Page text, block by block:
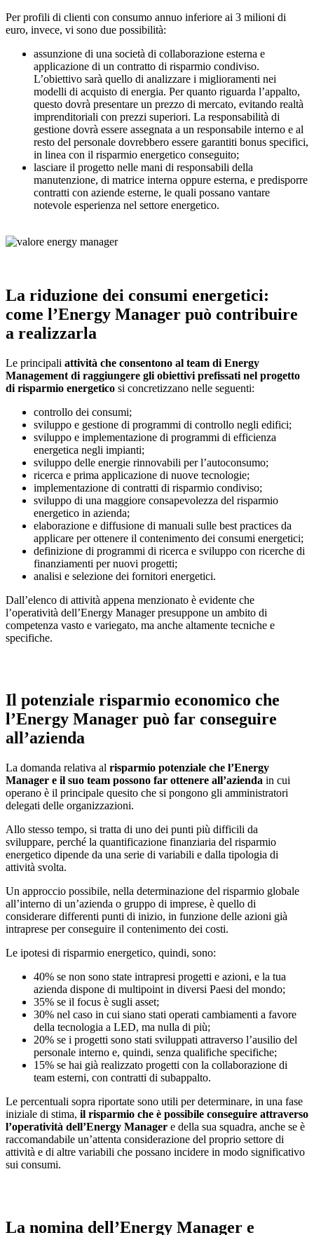
Per profili di clienti con consumo annuo inferiore ai 3 milioni di
euro, invece, vi sono due possibilità:
assunzione di una società di collaborazione esterna e
applicazione di un contratto di risparmio condiviso.
L’obiettivo sarà quello di analizzare i miglioramenti nei
modelli di acquisto di energia. Per quanto riguarda l’appalto,
questo dovrà presentare un prezzo di mercato, evitando realtà
imprenditoriali con prezzi superiori. La responsabilità di
gestione dovrà essere assegnata a un responsabile interno e al
resto del personale dovrebbero essere garantiti bonus specifici,
in linea con il risparmio energetico conseguito;
lasciare il progetto nelle mani di responsabili della
manutenzione, di matrice interna oppure esterna, e predisporre
contratti con aziende esterne, le quali possano vantare
notevole esperienza nel settore energetico.
La riduzione dei consumi energetici:
come l’Energy Manager può contribuire
a realizzarla
Le principali attività che consentono al team di Energy
Management di raggiungere gli obiettivi prefissati nel progetto
di risparmio energetico si concretizzano nelle seguenti:
controllo dei consumi;
sviluppo e gestione di programmi di controllo negli edifici;
sviluppo e implementazione di programmi di efficienza
energetica negli impianti;
sviluppo delle energie rinnovabili per l’autoconsumo;
ricerca e prima applicazione di nuove tecnologie;
implementazione di contratti di risparmio condiviso;
sviluppo di una maggiore consapevolezza del risparmio
energetico in azienda;
elaborazione e diffusione di manuali sulle best practices da
applicare per ottenere il contenimento dei consumi energetici;
definizione di programmi di ricerca e sviluppo con ricerche di
finanziamenti per nuovi progetti;
analisi e selezione dei fornitori energetici.
Dall’elenco di attività appena menzionato è evidente che
l’operatività dell’Energy Manager presuppone un ambito di
competenza vasto e variegato, ma anche altamente tecniche e
specifiche.
Il potenziale risparmio economico che
l’Energy Manager può far conseguire
all’azienda
La domanda relativa al risparmio potenziale che l’Energy
Manager e il suo team possono far ottenere all’azienda in cui
operano è il principale quesito che si pongono gli amministratori
delegati delle organizzazioni.
Allo stesso tempo, si tratta di uno dei punti più difficili da
sviluppare, perché la quantificazione finanziaria del risparmio
energetico dipende da una serie di variabili e dalla tipologia di
attività svolta.
Un approccio possibile, nella determinazione del risparmio globale
all’interno di un’azienda o gruppo di imprese, è quello di
considerare differenti punti di inizio, in funzione delle azioni già
intraprese per conseguire il contenimento dei costi.
Le ipotesi di risparmio energetico, quindi, sono:
40% se non sono state intrapresi progetti e azioni, e la tua
azienda dispone di multipoint in diversi Paesi del mondo;
35% se il focus è sugli asset;
30% nel caso in cui siano stati operati cambiamenti a favore
della tecnologia a LED, ma nulla di più;
20% se i progetti sono stati sviluppati attraverso l’ausilio del
personale interno e, quindi, senza qualifiche specifiche;
15% se hai già realizzato progetti con la collaborazione di
team esterni, con contratti di subappalto.
Le percentuali sopra riportate sono utili per determinare, in una fase
iniziale di stima, il risparmio che è possibile conseguire attraverso
l’operatività dell’Energy Manager e della sua squadra, anche se è
raccomandabile un’attenta considerazione del proprio settore di
attività e di altre variabili che possano incidere in modo significativo
sui consumi.
La nomina dell’Energy Manager e